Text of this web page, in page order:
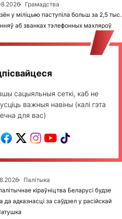
Грамадства
у міліцыю паступіла больш за 2,5 тыс.
аб званках тэлефонных махляроў
сацыяльныя сеткі, каб не
важныя навіны (калі гэта
для вас)
Палітыка
кіраўніцтва Беларусі будзе
да адказнасці за саўдзел у расійскай